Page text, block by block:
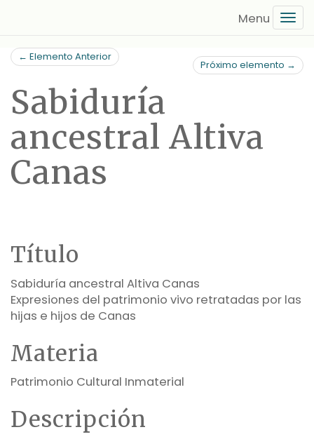
contenido
principal
← Elemento Anterior
Próximo elemento →
Sabiduría
ancestral Altiva
Canas
Título
Sabiduría ancestral Altiva Canas
Expresiones del patrimonio vivo retratadas por las
hijas e hijos de Canas
Materia
Patrimonio Cultural Inmaterial
Descripción